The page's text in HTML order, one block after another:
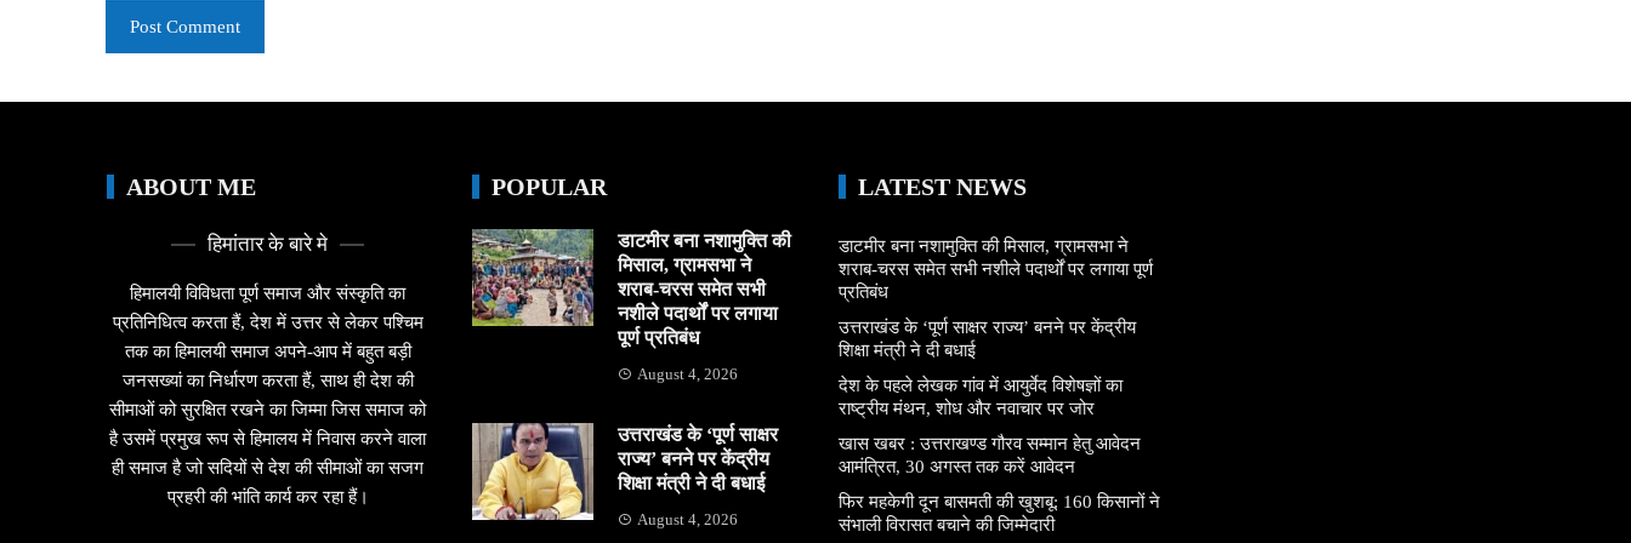
ABOUT ME
हिमांतार के बारे मे
हिमालयी विविधता पूर्ण समाज और संस्कृति का
प्रतिनिधित्व करता हैं, देश में उत्तर से लेकर पश्चिम
तक का हिमालयी समाज अपने-आप में बहुत बड़ी
जनसख्यां का निर्धारण करता हैं, साथ ही देश की
सीमाओं को सुरक्षित रखने का जिम्मा जिस समाज को
है उसमें प्रमुख रूप से हिमालय में निवास करने वाला
ही समाज है जो सदियों से देश की सीमाओं का सजग
प्रहरी की भांति कार्य कर रहा हैं।
POPULAR
डाटमीर बना नशामुक्ति की
मिसाल, ग्रामसभा ने
शराब-चरस समेत सभी
नशीले पदार्थों पर लगाया
पूर्ण प्रतिबंध
August 4, 2026
उत्तराखंड के ‘पूर्ण साक्षर
राज्य’ बनने पर केंद्रीय
शिक्षा मंत्री ने दी बधाई
August 4, 2026
LATEST NEWS
डाटमीर बना नशामुक्ति की मिसाल, ग्रामसभा ने
शराब-चरस समेत सभी नशीले पदार्थों पर लगाया पूर्ण
प्रतिबंध
उत्तराखंड के ‘पूर्ण साक्षर राज्य’ बनने पर केंद्रीय
शिक्षा मंत्री ने दी बधाई
देश के पहले लेखक गांव में आयुर्वेद विशेषज्ञों का
राष्ट्रीय मंथन, शोध और नवाचार पर जोर
खास खबर : उत्तराखण्ड गौरव सम्मान हेतु आवेदन
आमंत्रित, 30 अगस्त तक करें आवेदन
फिर महकेगी दून बासमती की खुशबू: 160 किसानों ने
संभाली विरासत बचाने की जिम्मेदारी